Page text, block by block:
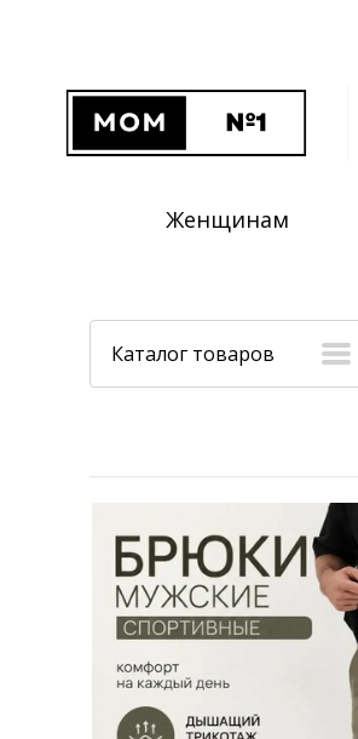
Женщинам
Каталог товаров